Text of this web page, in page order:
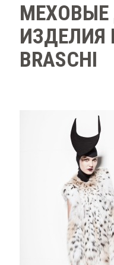
МЕХОВЫЕ
ИЗДЕЛИЯ
BRASCHI